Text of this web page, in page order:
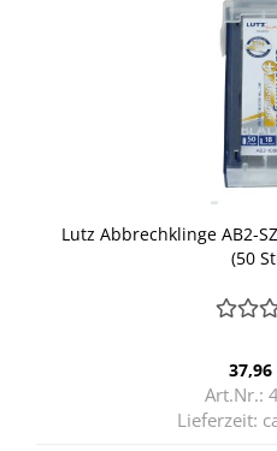
Lutz Ab­brech­klin­ge AB2-​
(50
37,96
Art.Nr.:
Lieferzeit: